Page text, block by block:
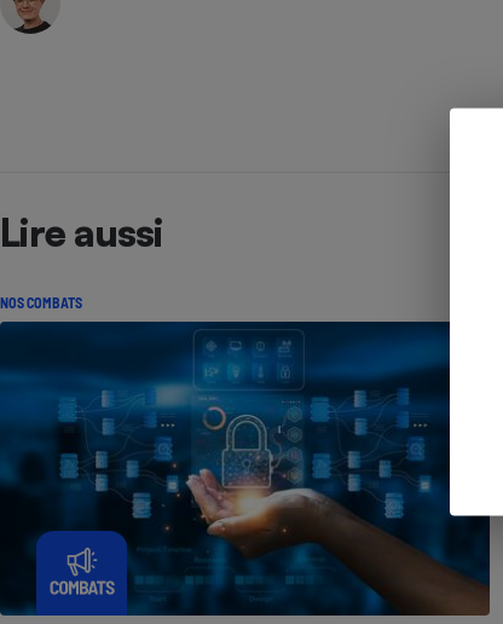
Lire aussi
NOS COMBATS